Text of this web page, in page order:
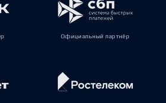
Официальный партнёр